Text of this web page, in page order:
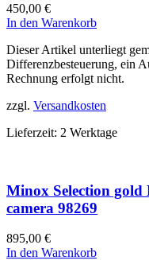
450,00 €
In den Warenkorb
Dieser Artikel unterliegt
Differenzbesteuerung, ein
Rechnung erfolgt nicht.
zzgl. Versandkosten
Lieferzeit: 2 Werktage
Minox Selection
camera 98269
895,00 €
In den Warenkorb